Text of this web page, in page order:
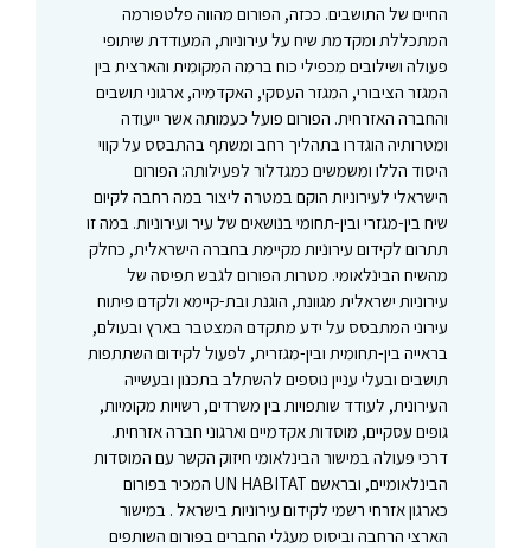
החיים של התושבים. ככזה, הפורום מהווה פלטפורמה
המתכללת ומקדמת שיח על עירוניות, המעודדת שיתופי
פעולה ושילובים מכפילי כוח ברמה המקומית והארצית בין
המגזר הציבורי, המגזר העסקי, האקדמיה, ארגוני תושבים
והחברה האזרחית. הפורום פועל כעמותה אשר ייעודה
ומטרותיה הוגדרו בתהליך רחב ומשתף בהתבסס על קווי
היסוד הללו ומשמשים כמגדלור לפעילותה: הפורום
הישראלי לעירוניות הוקם במטרה ליצור במה רחבה לקיום
שיח בין-מגזרי ובין-תחומי בנושאים של עיר ועירוניות. במה זו
תתרום לקידום עירוניות מקיימת בחברה הישראלית, כחלק
מהשיח הבינלאומי. מטרות הפורום לגבש תפיסה של
עירוניות ישראלית מגוונת, הוגנת ובת-קיימא ולקדם פיתוח
עירוני המתבסס על ידע מתקדם המצטבר בארץ ובעולם,
בראייה בין-תחומית ובין-מגזרית, לפעול לקידום השתתפות
תושבים ובעלי עניין נוספים להשתלב בתכנון ובעשייה
העירונית, לעודד שותפויות בין משרדים, רשויות מקומיות,
גופים עסקיים, מוסדות אקדמיים וארגוני חברה אזרחית.
דרכי פעולה במישור הבינלאומי חיזוק הקשר עם המוסדות
הבינלאומיים, ובראשם UN HABITAT המכיר בפורום
כארגון אזרחי רשמי לקידום עירוניות בישראל . במישור
הארצי הרחבה וביסוס מעגלי החברים בפורום השותפים